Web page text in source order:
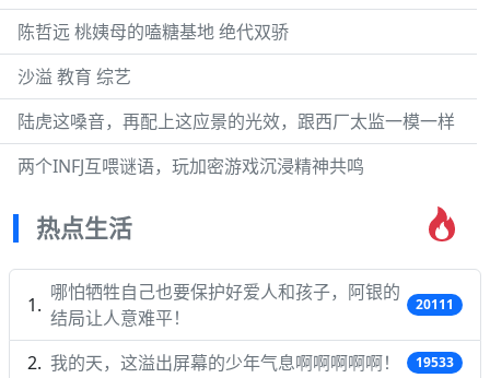
陈哲远 桃姨母的嗑糖基地 绝代双骄
沙溢 教育 综艺
陆虎这嗓音，再配上这应景的光效，跟西厂太监一模一样
两个INFJ互喂谜语，玩加密游戏沉浸精神共鸣
热点生活
哪怕牺牲自己也要保护好爱人和孩子，阿银的
结局让人意难平！
20111
我的天，这溢出屏幕的少年气息啊啊啊啊啊！ 19533